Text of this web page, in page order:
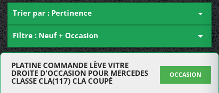
Trier par : Pertinence 
Filtre : Neuf + Occasion 
PLATINE COMMANDE LÈVE VITRE
DROITE D'OCCASION POUR MERCEDES
CLASSE CLA(117) CLA COUPÉ
OCCASION